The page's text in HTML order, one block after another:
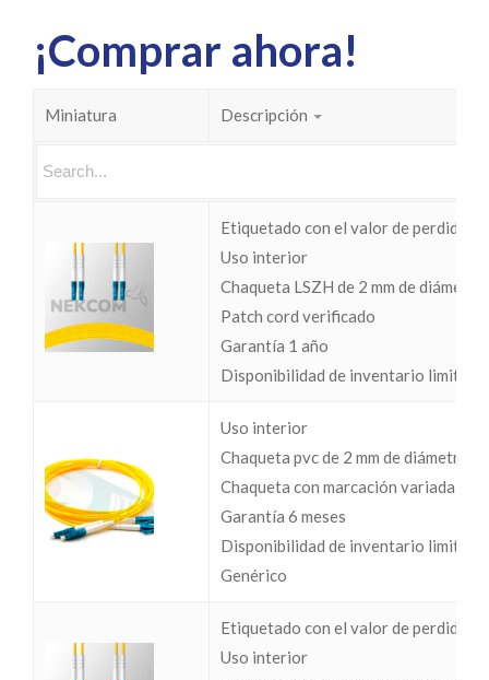
X
PinterestFacebookLinkedInWhatsApp
¡Comprar ahora!
Miniatura Descripción
Etiquetado con el valor de perdidas
Uso interior
Chaqueta LSZH de 2 mm de diámetro
Patch cord verificado
Garantía 1 año
Disponibilidad de inventario limitada
Uso interior
Chaqueta pvc de 2 mm de diámetro
Chaqueta con marcación variada
Garantía 6 meses
Disponibilidad de inventario limitada
Genérico
Etiquetado con el valor de perdidas
Uso interior